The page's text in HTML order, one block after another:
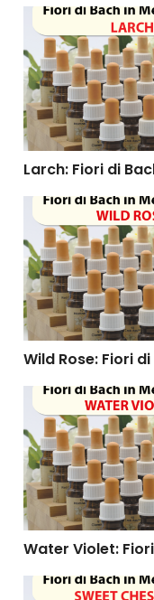
Larch: Fiori di
Larch: Fiori di
Wild Rose: Fiori
Wild Rose: Fiori
Water Violet:
Water Violet:
Sweet Chestnut: